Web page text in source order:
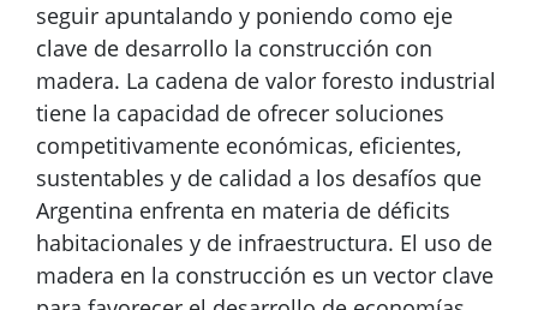
seguir apuntalando y poniendo como eje
clave de desarrollo la construcción con
madera. La cadena de valor foresto industrial
tiene la capacidad de ofrecer soluciones
competitivamente económicas, eficientes,
sustentables y de calidad a los desafíos que
Argentina enfrenta en materia de déficits
habitacionales y de infraestructura. El uso de
madera en la construcción es un vector clave